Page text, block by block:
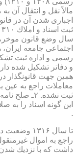
مالاً نقل و انتقال
سال وضع قانون
اجتماعی جامعه
رسمی و اداره ثبت
و دفاتر تشكیل شده
معاملات راجع به عین
ثبت نشده.
این گونه اسناد را به
.
تا سال
راجع به اموال